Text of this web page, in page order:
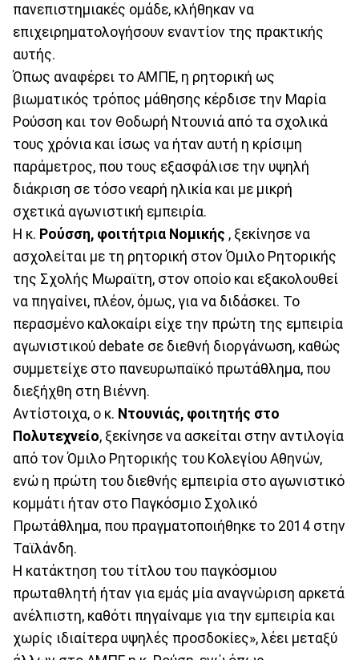
πανεπιστημιακές ομάδε, κλήθηκαν να
επιχειρηματολογήσουν εναντίον της πρακτικής
αυτής.
Όπως αναφέρει το ΑΜΠΕ, η ρητορική ως
βιωματικός τρόπος μάθησης κέρδισε την Μαρία
Ρούσση και τον Θοδωρή Ντουνιά από τα σχολικά
τους χρόνια και ίσως να ήταν αυτή η κρίσιμη
παράμετρος, που τους εξασφάλισε την υψηλή
διάκριση σε τόσο νεαρή ηλικία και με μικρή
σχετικά αγωνιστική εμπειρία.
Η κ. Ρούσση, φοιτήτρια Νομικής , ξεκίνησε να
ασχολείται με τη ρητορική στον Όμιλο Ρητορικής
της Σχολής Μωραϊτη, στον οποίο και εξακολουθεί
να πηγαίνει, πλέον, όμως, για να διδάσκει. Το
περασμένο καλοκαίρι είχε την πρώτη της εμπειρία
αγωνιστικού debate σε διεθνή διοργάνωση, καθώς
συμμετείχε στο πανευρωπαϊκό πρωτάθλημα, που
διεξήχθη στη Βιέννη.
Αντίστοιχα, ο κ. Ντουνιάς, φοιτητής στο
Πολυτεχνείο, ξεκίνησε να ασκείται στην αντιλογία
από τον Όμιλο Ρητορικής του Κολεγίου Αθηνών,
ενώ η πρώτη του διεθνής εμπειρία στο αγωνιστικό
κομμάτι ήταν στο Παγκόσμιο Σχολικό
Πρωτάθλημα, που πραγματοποιήθηκε το 2014 στην
Ταϊλάνδη.
Η κατάκτηση του τίτλου του παγκόσμιου
πρωταθλητή ήταν για εμάς μία αναγνώριση αρκετά
ανέλπιστη, καθότι πηγαίναμε για την εμπειρία και
χωρίς ιδιαίτερα υψηλές προσδοκίες», λέει μεταξύ